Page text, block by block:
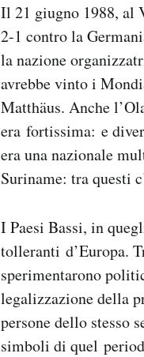
Il 21 giugno 1988, al
2-1 contro la
la nazione
avrebbe vinto i
Matthäus. Anche
era fortissima: e
era una nazionale
Suriname: tra questi
I Paesi Bassi, in
tolleranti d’Europa.
sperimentarono
legalizzazione della
persone dello stesso
simboli di quel